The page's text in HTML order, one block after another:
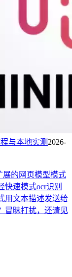
与本地实测 2026-
展的网页模型模式
快速模式ocr识别
用文本描述发送给
冒昧打扰，还请见